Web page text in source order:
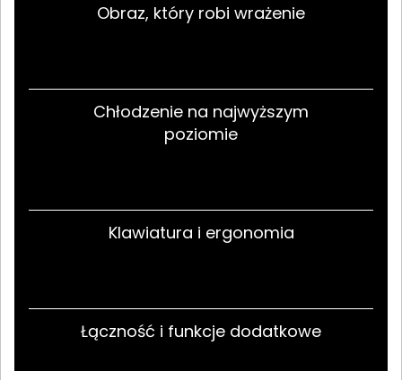
Obraz, który robi wrażenie
Chłodzenie na najwyższym
poziomie
Klawiatura i ergonomia
Łączność i funkcje dodatkowe